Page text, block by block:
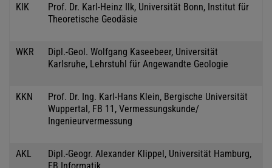
KIK
Prof. Dr. Karl-Heinz Ilk, Universität Bonn, Institut für
Theoretische Geodäsie
WKR
Dipl.-Geol. Wolfgang Kaseebeer, Universität
Karlsruhe, Lehrstuhl für Angewandte Geologie
KKN
Prof. Dr. Ing. Karl-Hans Klein, Bergische Universität
Wuppertal, FB 11, Vermessungskunde/
Ingenieurvermessung
AKL
Dipl.-Geogr. Alexander Klippel, Universität Hamburg,
FB Informatik